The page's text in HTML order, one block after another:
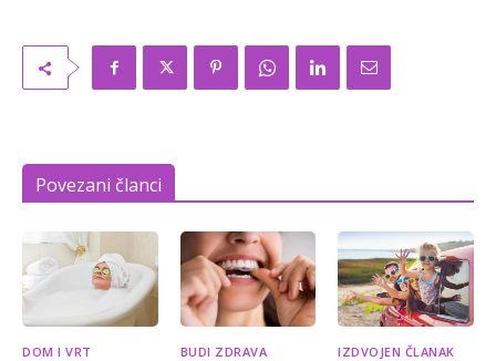
Povezani članci
DOM I VRT BUDI ZDRAVA IZDVOJEN ČLANAK